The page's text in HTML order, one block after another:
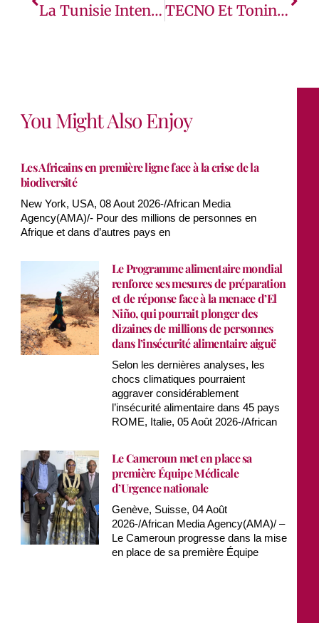
La Tunisie Intensifie Ses Efforts De Protection Contre Les Inondations Urbaines Avec Le Soutien De La Banque Mondiale TECNO Et Tonino Lamborghini Annoncent Une Nouvelle Collaboration Internationale
You Might Also Enjoy
Les Africains en première ligne face à la crise de la
biodiversité
New York, USA, 08 Aout 2026-/African Media
Agency(AMA)/- Pour des millions de personnes en
Afrique et dans d’autres pays en
Le Programme alimentaire mondial
renforce ses mesures de préparation
et de réponse face à la menace d’El
Niño, qui pourrait plonger des
dizaines de millions de personnes
dans l’insécurité alimentaire aiguë
Selon les dernières analyses, les
chocs climatiques pourraient
aggraver considérablement
l’insécurité alimentaire dans 45 pays
ROME, Italie, 05 Août 2026-/African
Le Cameroun met en place sa
première Équipe Médicale
d’Urgence nationale
Genève, Suisse, 04 Août
2026-/African Media Agency(AMA)/ –
Le Cameroun progresse dans la mise
en place de sa première Équipe